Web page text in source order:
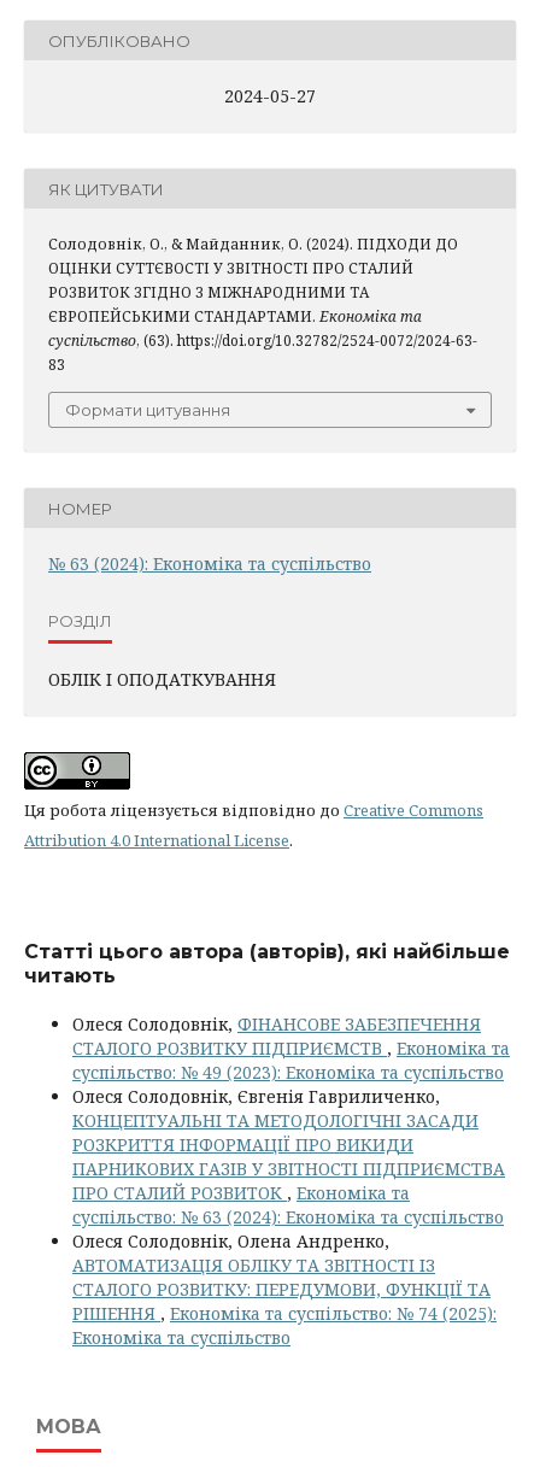
ОПУБЛІКОВАНО
2024-05-27
ЯК ЦИТУВАТИ
Солодовнік, О., & Майданник, О. (2024). ПІДХОДИ ДО
ОЦІНКИ СУТТЄВОСТІ У ЗВІТНОСТІ ПРО СТАЛИЙ
РОЗВИТОК ЗГІДНО З МІЖНАРОДНИМИ ТА
ЄВРОПЕЙСЬКИМИ СТАНДАРТАМИ. Економіка та
суспільство, (63). https://doi.org/10.32782/2524-0072/2024-63-
83
Формати цитування
НОМЕР
№ 63 (2024): Економіка та суспільство
РОЗДІЛ
ОБЛІК І ОПОДАТКУВАННЯ
Ця робота ліцензується відповідно до Creative Commons
Attribution 4.0 International License.
Статті цього автора (авторів), які найбільше
читають
Олеся Солодовнік, ФІНАНСОВЕ ЗАБЕЗПЕЧЕННЯ
СТАЛОГО РОЗВИТКУ ПІДПРИЄМСТВ , Економіка та
суспільство: № 49 (2023): Економіка та суспільство
Олеся Солодовнік, Євгенія Гавриличенко,
КОНЦЕПТУАЛЬНІ ТА МЕТОДОЛОГІЧНІ ЗАСАДИ
РОЗКРИТТЯ ІНФОРМАЦІЇ ПРО ВИКИДИ
ПАРНИКОВИХ ГАЗІВ У ЗВІТНОСТІ ПІДПРИЄМСТВА
ПРО СТАЛИЙ РОЗВИТОК , Економіка та
суспільство: № 63 (2024): Економіка та суспільство
Олеся Солодовнік, Олена Андренко,
АВТОМАТИЗАЦІЯ ОБЛІКУ ТА ЗВІТНОСТІ ІЗ
СТАЛОГО РОЗВИТКУ: ПЕРЕДУМОВИ, ФУНКЦІЇ ТА
РІШЕННЯ , Економіка та суспільство: № 74 (2025):
Економіка та суспільство
МОВА